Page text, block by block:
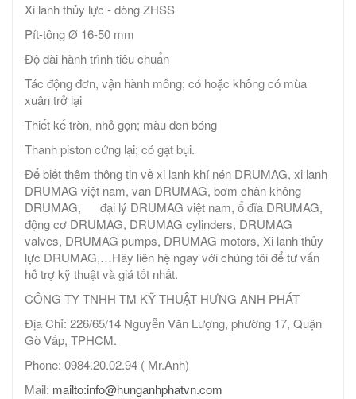
Xi lanh thủy lực - dòng ZHSS
Pít-tông Ø 16-50 mm
Độ dài hành trình tiêu chuẩn
Tác động đơn, vận hành mông; có hoặc không có mùa
xuân trở lại
Thiết kế tròn, nhỏ gọn; màu đen bóng
Thanh piston cứng lại; có gạt bụi.
Để biết thêm thông tin về xi lanh khí nén DRUMAG, xi lanh
DRUMAG việt nam, van DRUMAG, bơm chân không
DRUMAG, đại lý DRUMAG việt nam, ổ đĩa DRUMAG,
động cơ DRUMAG, DRUMAG cylinders, DRUMAG
valves, DRUMAG pumps, DRUMAG motors, Xi lanh thủy
lực DRUMAG,…Hãy liên hệ ngay với chúng tôi để tư vấn
hỗ trợ kỹ thuật và giá tốt nhất.
CÔNG TY TNHH TM KỸ THUẬT HƯNG ANH PHÁT
Địa Chỉ: 226/65/14 Nguyễn Văn Lượng, phường 17, Quận
Gò Vấp, TPHCM.
Phone: 0984.20.02.94 ( Mr.Anh)
Mail: mailto:info@hunganhphatvn.com